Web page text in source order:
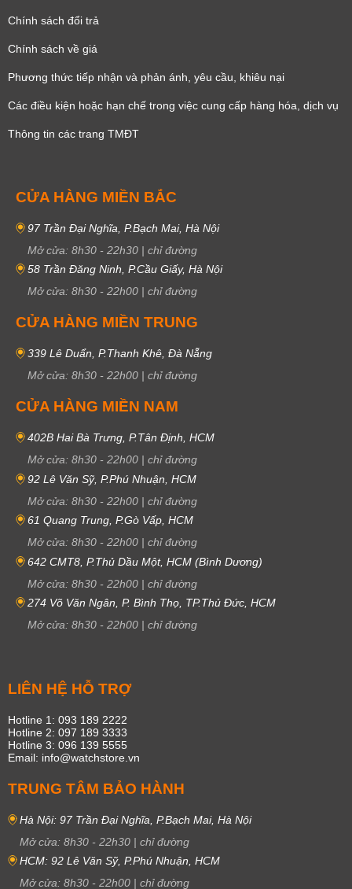
Chính sách đổi trả
Chính sách về giá
Phương thức tiếp nhận và phản ánh, yêu cầu, khiêu nại
Các điều kiện hoặc hạn chế trong việc cung cấp hàng hóa, dịch vụ
Thông tin các trang TMĐT
CỬA HÀNG MIỀN BẮC
97 Trần Đại Nghĩa, P.Bạch Mai, Hà Nội
Mở cửa: 8h30 - 22h30 | chỉ đường
58 Trần Đăng Ninh, P.Cầu Giấy, Hà Nội
Mở cửa: 8h30 - 22h00 | chỉ đường
CỬA HÀNG MIỀN TRUNG
339 Lê Duẩn, P.Thanh Khê, Đà Nẵng
Mở cửa: 8h30 - 22h00 | chỉ đường
CỬA HÀNG MIỀN NAM
402B Hai Bà Trưng, P.Tân Định, HCM
Mở cửa: 8h30 - 22h00 | chỉ đường
92 Lê Văn Sỹ, P.Phú Nhuận, HCM
Mở cửa: 8h30 - 22h00 | chỉ đường
61 Quang Trung, P.Gò Vấp, HCM
Mở cửa: 8h30 - 22h00 | chỉ đường
642 CMT8, P.Thủ Dầu Một, HCM (Bình Dương)
Mở cửa: 8h30 - 22h00 | chỉ đường
274 Võ Văn Ngân, P. Bình Thọ, TP.Thủ Đức, HCM
Mở cửa: 8h30 - 22h00 | chỉ đường
LIÊN HỆ HỖ TRỢ
Hotline 1: 093 189 2222
Hotline 2: 097 189 3333
Hotline 3: 096 139 5555
Email: info@watchstore.vn
TRUNG TÂM BẢO HÀNH
Hà Nội: 97 Trần Đại Nghĩa, P.Bạch Mai, Hà Nội
Mở cửa: 8h30 - 22h30 | chỉ đường
HCM: 92 Lê Văn Sỹ, P.Phú Nhuận, HCM
Mở cửa: 8h30 - 22h00 | chỉ đường